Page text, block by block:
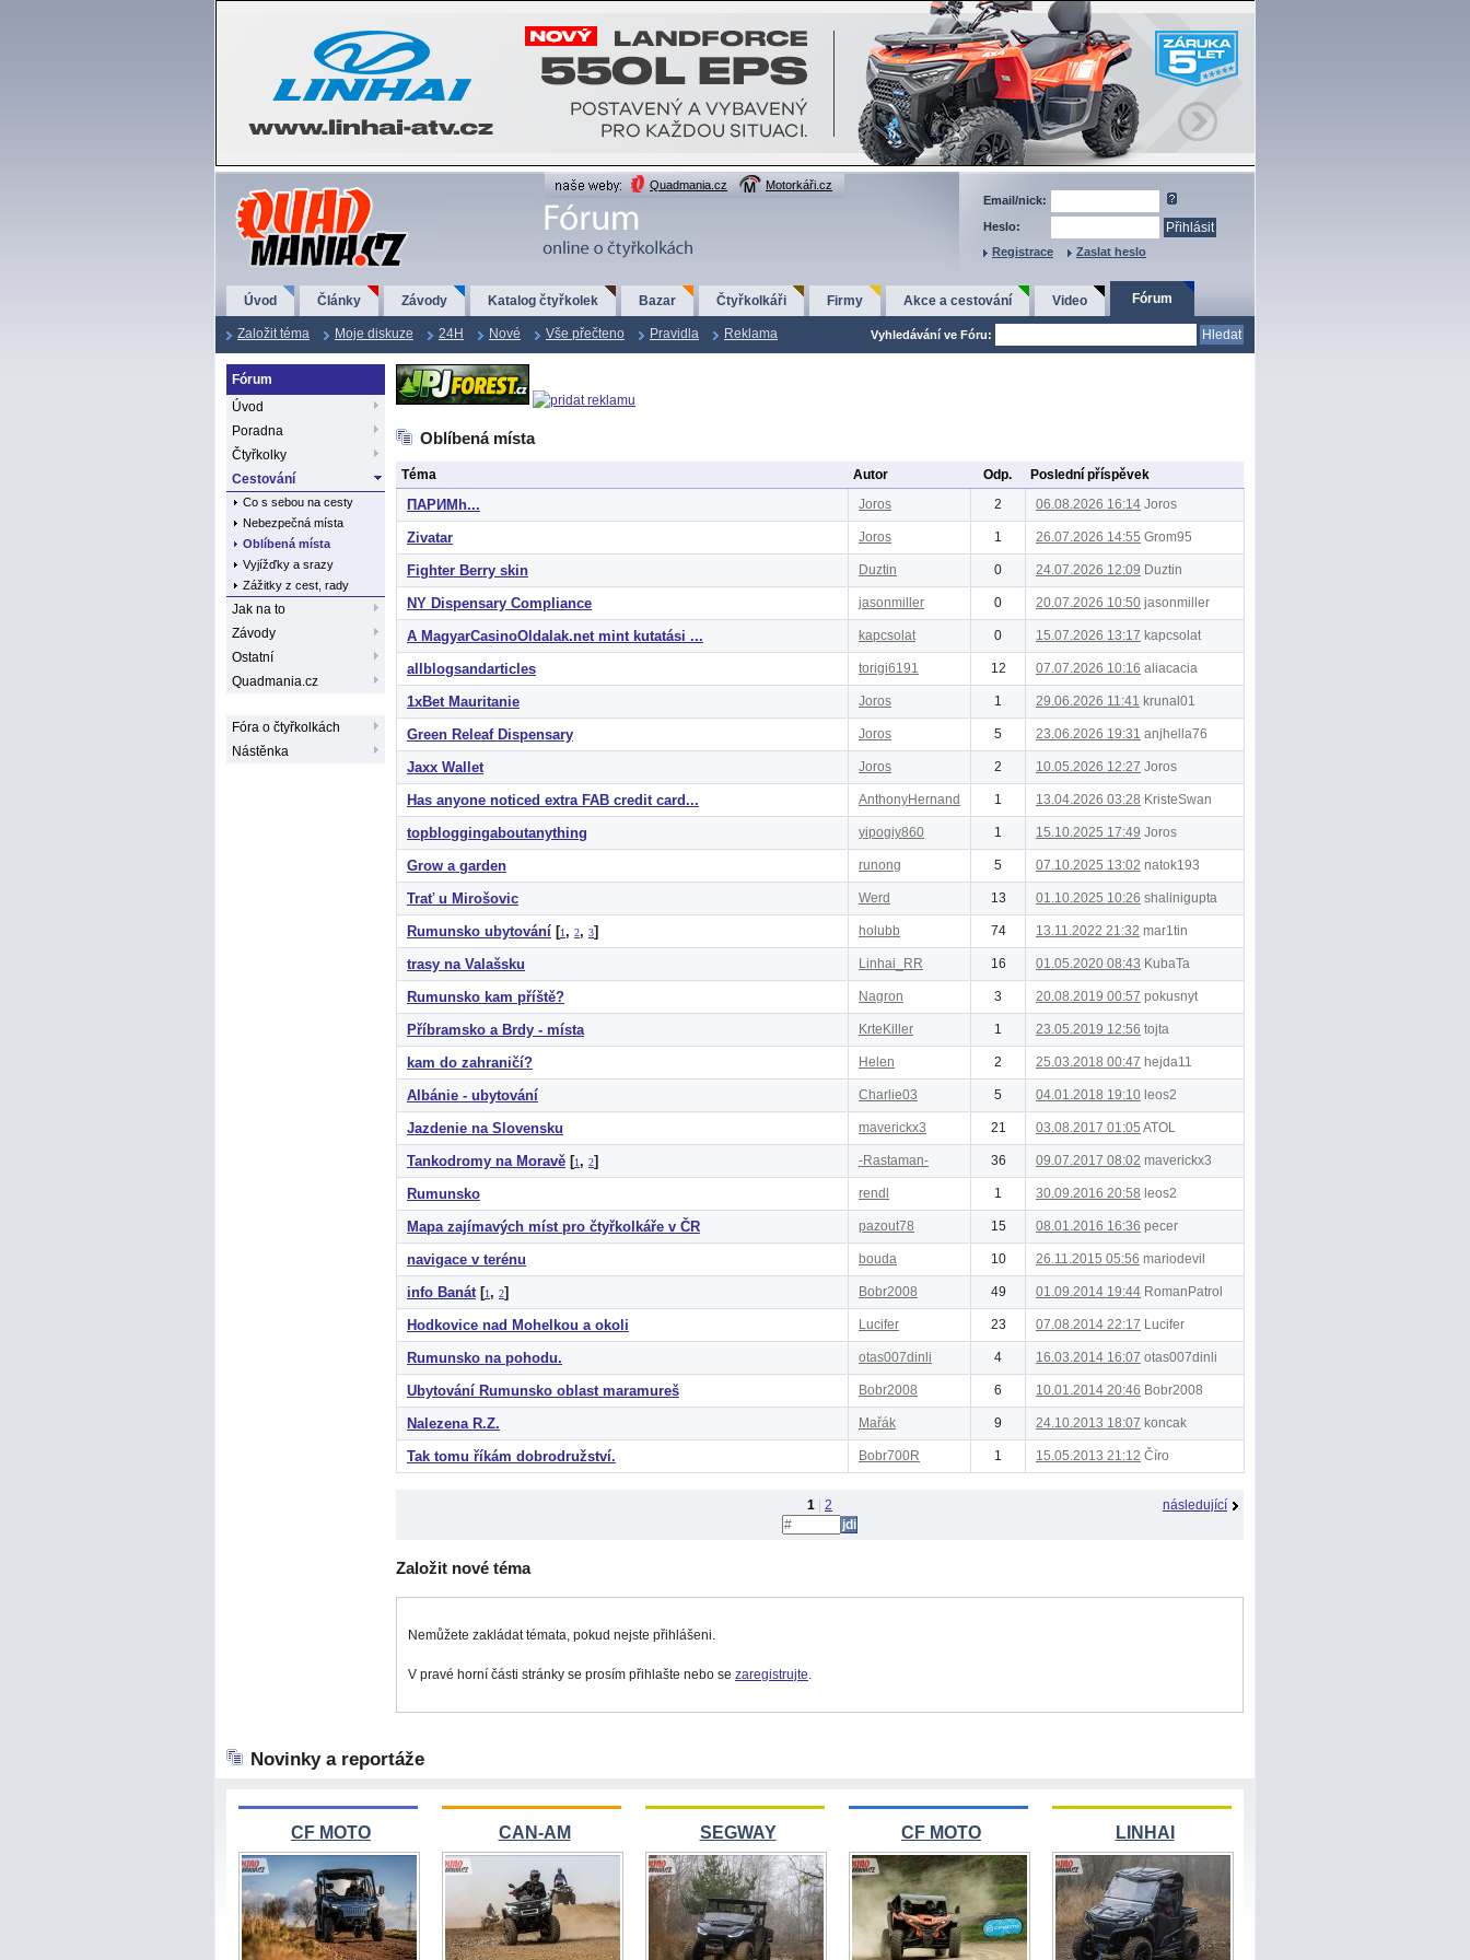
QuadMania.cz Quadmania.cz
Motorkáři.cz
Email/nick:
Heslo:
Registrace
Zaslat heslo
Úvod Články Závody Katalog čtyřkolek Bazar Čtyřkolkáři Firmy Akce a cestování Video Fórum
Založit téma Moje diskuze 24H Nové Vše přečteno Pravidla Reklama Vyhledávání ve Fóru:
Fórum
Úvod
Poradna
Čtyřkolky
Cestování
Co s sebou na cesty
Nebezpečná místa
Oblíbená místa
Vyjížďky a srazy
Zážitky z cest, rady
Jak na to
Závody
Ostatní
Quadmania.cz
Fóra o čtyřkolkách
Nástěnka
Oblíbená místa
Téma Autor Odp. Poslední příspěvek
ПАРИМh... Joros 2 06.08.2026 16:14 Joros
Zivatar Joros 1 26.07.2026 14:55 Grom95
Fighter Berry skin Duztin 0 24.07.2026 12:09 Duztin
NY Dispensary Compliance jasonmiller 0 20.07.2026 10:50 jasonmiller
A MagyarCasinoOldalak.net mint kutatási ... kapcsolat 0 15.07.2026 13:17 kapcsolat
allblogsandarticles torigi6191 12 07.07.2026 10:16 aliacacia
1xBet Mauritanie Joros 1 29.06.2026 11:41 krunal01
Green Releaf Dispensary Joros 5 23.06.2026 19:31 anjhella76
Jaxx Wallet Joros 2 10.05.2026 12:27 Joros
Has anyone noticed extra FAB credit card... AnthonyHernand 1 13.04.2026 03:28 KristeSwan
topbloggingaboutanything yipogiy860 1 15.10.2025 17:49 Joros
Grow a garden runong 5 07.10.2025 13:02 natok193
Trať u Mirošovic Werd 13 01.10.2025 10:26 shalinigupta
Rumunsko ubytování [1 , 2, 3] holubb 74 13.11.2022 21:32 mar1tin
trasy na Valašsku Linhai_RR 16 01.05.2020 08:43 KubaTa
Rumunsko kam příště? Nagron 3 20.08.2019 00:57 pokusnyt
Příbramsko a Brdy - místa KrteKiller 1 23.05.2019 12:56 tojta
kam do zahraničí? Helen 2 25.03.2018 00:47 hejda11
Albánie - ubytování Charlie03 5 04.01.2018 19:10 leos2
Jazdenie na Slovensku maverickx3 21 03.08.2017 01:05 ATOL
Tankodromy na Moravě [1 , 2] -Rastaman- 36 09.07.2017 08:02 maverickx3
Rumunsko rendl 1 30.09.2016 20:58 leos2
Mapa zajímavých míst pro čtyřkolkáře v ČR pazout78 15 08.01.2016 16:36 pecer
navigace v terénu bouda 10 26.11.2015 05:56 mariodevil
info Banát[1 , 2] Bobr2008 49 01.09.2014 19:44 RomanPatrol
Hodkovice nad Mohelkou a okoli Lucifer 23 07.08.2014 22:17 Lucifer
Rumunsko na pohodu. otas007dinli 4 16.03.2014 16:07 otas007dinli
Ubytování Rumunsko oblast maramureš Bobr2008 6 10.01.2014 20:46 Bobr2008
Nalezena R.Z. Mařák 9 24.10.2013 18:07 koncak
Tak tomu říkám dobrodružství. Bobr700R 1 15.05.2013 21:12 Číro
následující
1 2
Založit nové téma
Nemůžete zakládat témata, pokud nejste přihlášeni.
V pravé horní části stránky se prosím přihlašte nebo se zaregistrujte.
Novinky a reportáže
CF MOTO CAN-AM SEGWAY CF MOTO LINHAI